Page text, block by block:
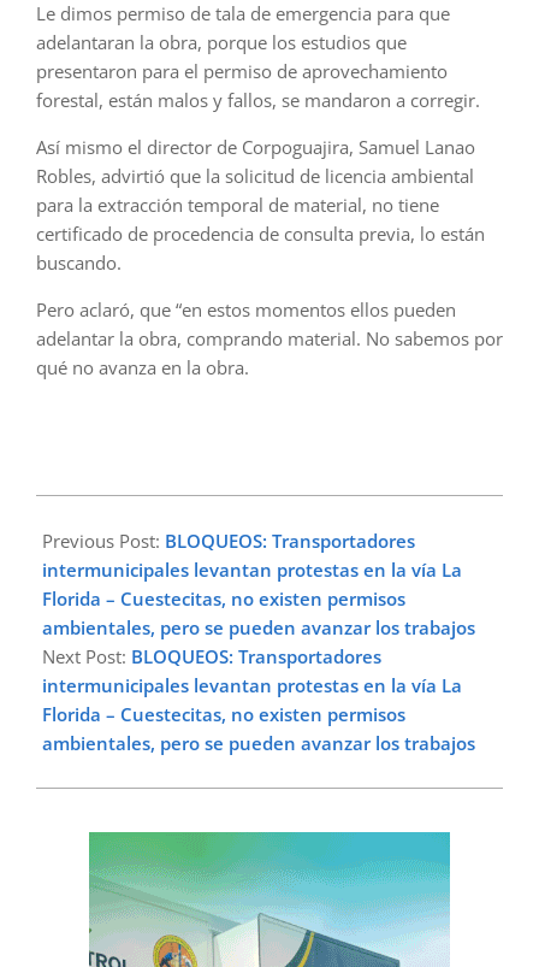
Le dimos permiso de tala de emergencia para que
adelantaran la obra, porque los estudios que
presentaron para el permiso de aprovechamiento
forestal, están malos y fallos, se mandaron a corregir.
Así mismo el director de Corpoguajira, Samuel Lanao
Robles, advirtió que la solicitud de licencia ambiental
para la extracción temporal de material, no tiene
certificado de procedencia de consulta previa, lo están
buscando.
Pero aclaró, que “en estos momentos ellos pueden
adelantar la obra, comprando material. No sabemos por
qué no avanza en la obra.
01-
11
Previous Post: BLOQUEOS: Transportadores
intermunicipales levantan protestas en la vía La
Florida – Cuestecitas, no existen permisos
ambientales, pero se pueden avanzar los trabajos
Next Post: BLOQUEOS: Transportadores
intermunicipales levantan protestas en la vía La
Florida – Cuestecitas, no existen permisos
ambientales, pero se pueden avanzar los trabajos